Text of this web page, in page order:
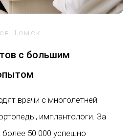
Томск
с большим
врачи с многолетней
имплантологи. За
50 000 успешно